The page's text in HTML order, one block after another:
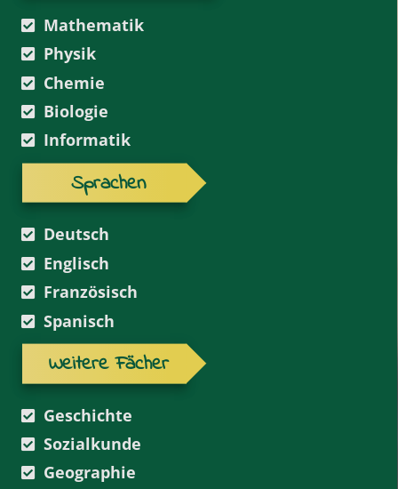
Mathematik
Physik
Chemie
Biologie
Informatik
Sprachen
Deutsch
Englisch
Französisch
Spanisch
Weitere Fächer
Geschichte
Sozialkunde
Geographie